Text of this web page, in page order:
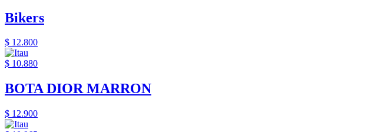
Bikers
$ 12.800
$ 10.880
BOTA DIOR MARRON
$ 12.900